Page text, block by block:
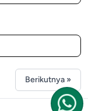
Berikutnya »